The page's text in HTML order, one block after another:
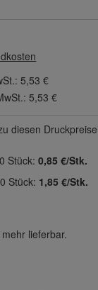
5,53 €
5,53 €
diesen
Stück:0,85 €/Stk.
Stück: 1,85 €/Stk.
lieferbar.